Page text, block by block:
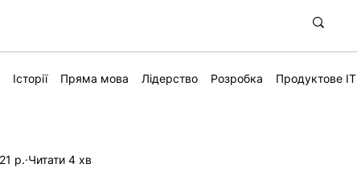
Історії Пряма мова Лідерство Розробка Продуктове IT
р. Читати 4 хв